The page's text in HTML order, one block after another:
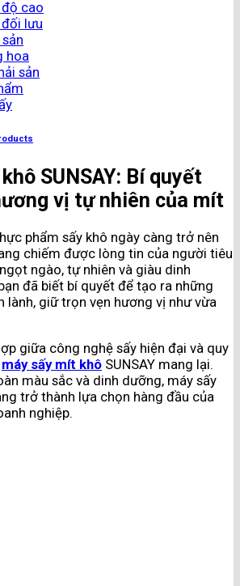
cao
lưu
hoa
sản
SUNSAY: Bí quyết
vị tự nhiên của mít
phẩm sấy khô ngày càng trở nên
chiếm được lòng tin của người tiêu
ngào, tự nhiên và giàu dinh
đã biết bí quyết để tạo ra những
lành, giữ trọn vẹn hương vị như vừa
giữa công nghệ sấy hiện đại và quy
máy sấy mít khô SUNSAY mang lại.
màu sắc và dinh dưỡng, máy sấy
trở thành lựa chọn hàng đầu của
nghiệp.